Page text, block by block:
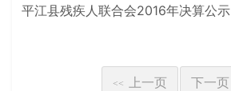
平江县残疾人联合会2016年决算公示
<< 上一页 下一页